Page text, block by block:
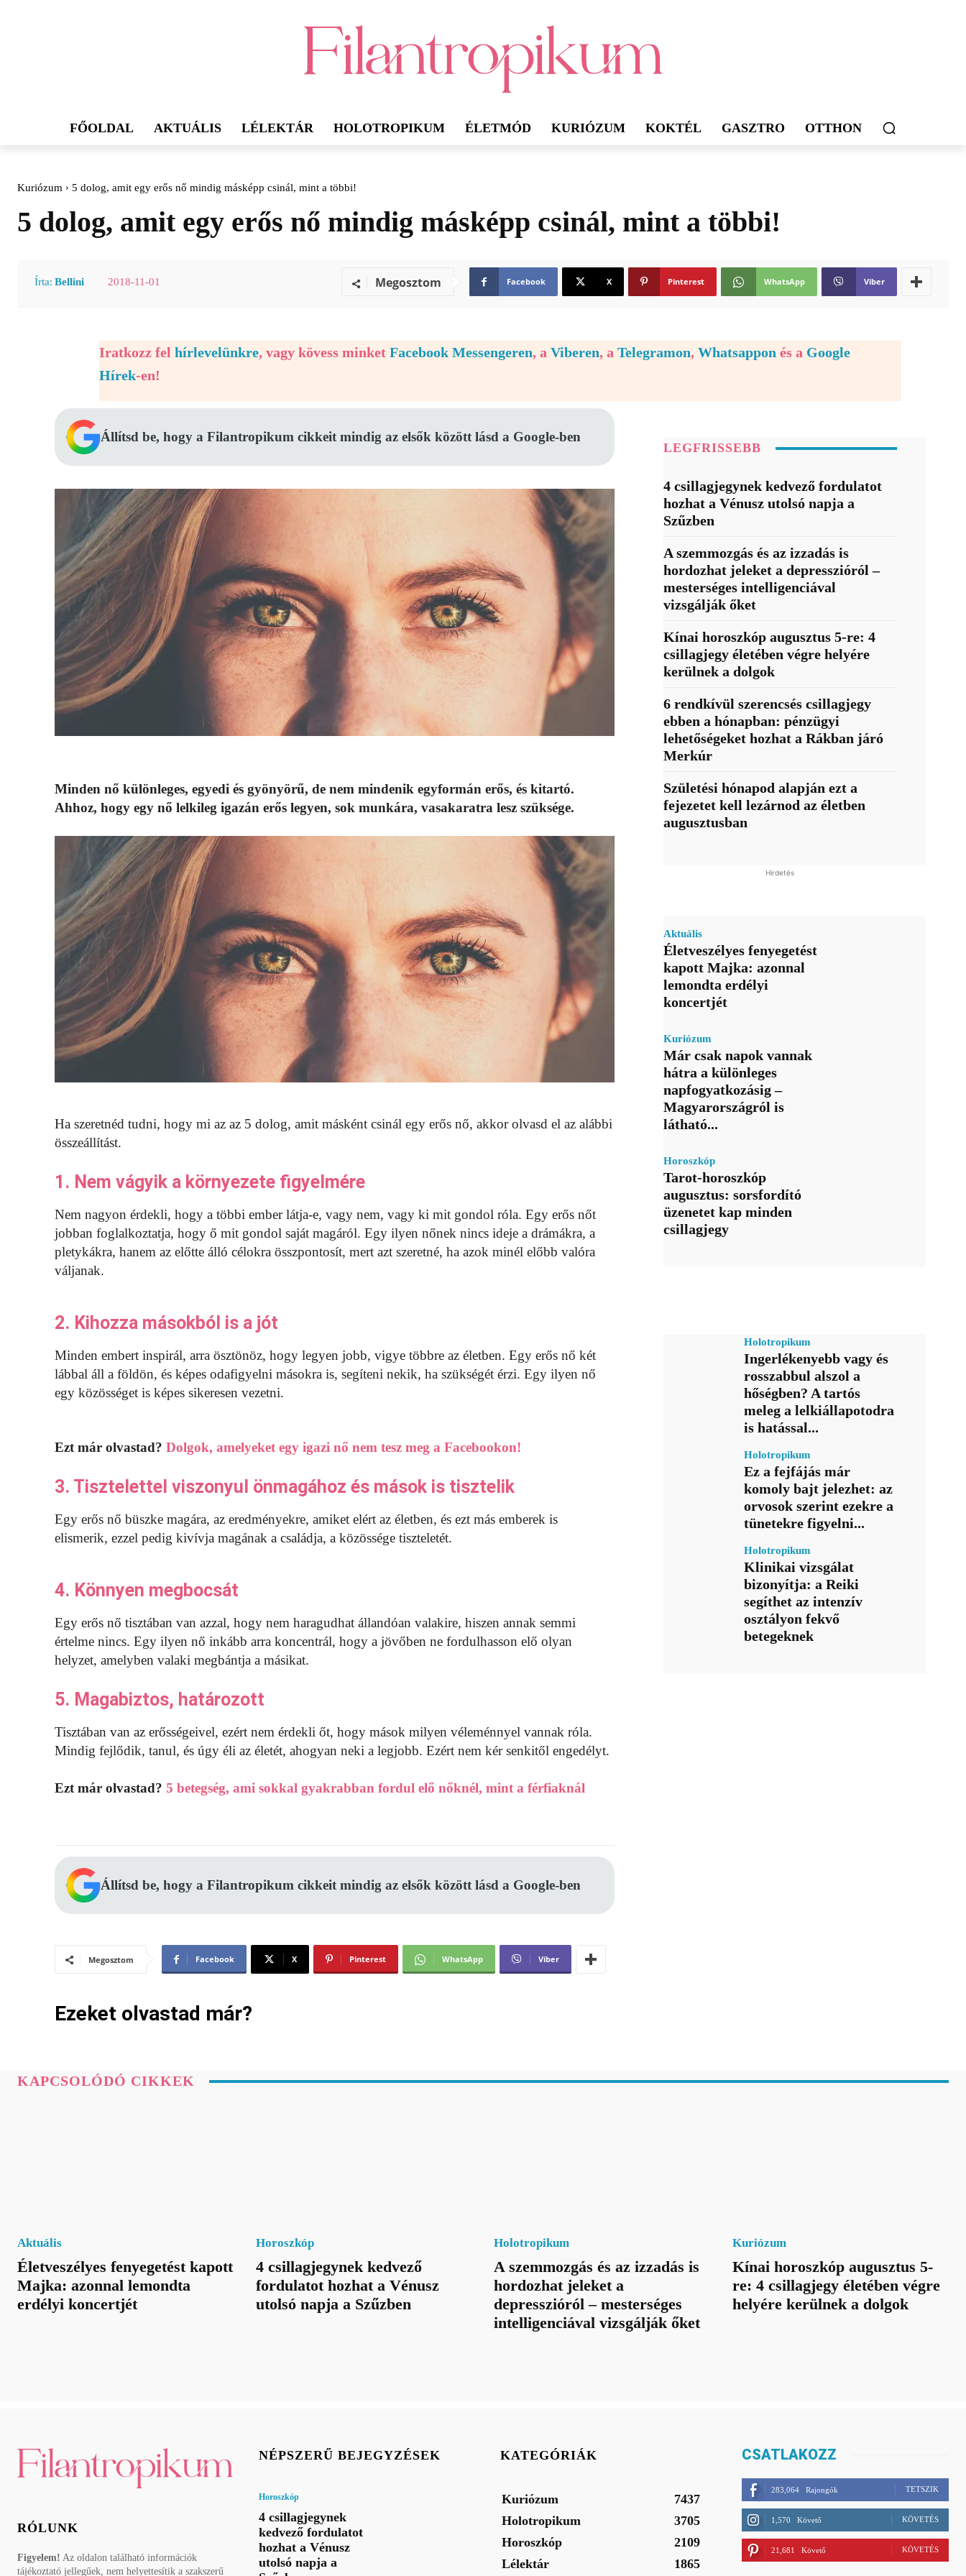
FŐOLDAL AKTUÁLIS LÉLEKTÁR HOLOTROPIKUM ÉLETMÓD KURIÓZUM KOKTÉL GASZTRO OTTHON
Kuriózum 5 dolog, amit egy erős nő mindig másképp csinál, mint a többi!
5 dolog, amit egy erős nő mindig másképp csinál, mint a többi!
Írta: Bellini 2018-11-01 Megosztom Facebook X Pinterest WhatsApp Viber
Iratkozz fel hírlevelünkre, vagy kövess minket Facebook Messengeren, a Viberen, a Telegramon, Whatsappon és a Google
Hírek-en!
Állítsd be, hogy a Filantropikum cikkeit mindig az elsők között lásd a Google-ben
Minden nő különleges, egyedi és gyönyörű, de nem mindenik egyformán erős, és kitartó.
Ahhoz, hogy egy nő lelkileg igazán erős legyen, sok munkára, vasakaratra lesz szüksége.
Ha szeretnéd tudni, hogy mi az az 5 dolog, amit másként csinál egy erős nő, akkor olvasd el az alábbi
összeállítást.
1. Nem vágyik a környezete figyelmére
Nem nagyon érdekli, hogy a többi ember látja-e, vagy nem, vagy ki mit gondol róla. Egy erős nőt
jobban foglalkoztatja, hogy ő mit gondol saját magáról. Egy ilyen nőnek nincs ideje a drámákra, a
pletykákra, hanem az előtte álló célokra összpontosít, mert azt szeretné, ha azok minél előbb valóra
váljanak.
2. Kihozza másokból is a jót
Minden embert inspirál, arra ösztönöz, hogy legyen jobb, vigye többre az életben. Egy erős nő két
lábbal áll a földön, és képes odafigyelni másokra is, segíteni nekik, ha szükségét érzi. Egy ilyen nő
egy közösséget is képes sikeresen vezetni.
Ezt már olvastad? Dolgok, amelyeket egy igazi nő nem tesz meg a Facebookon!
3. Tisztelettel viszonyul önmagához és mások is tisztelik
Egy erős nő büszke magára, az eredményekre, amiket elért az életben, és ezt más emberek is
elismerik, ezzel pedig kivívja magának a családja, a közössége tiszteletét.
4. Könnyen megbocsát
Egy erős nő tisztában van azzal, hogy nem haragudhat állandóan valakire, hiszen annak semmi
értelme nincs. Egy ilyen nő inkább arra koncentrál, hogy a jövőben ne fordulhasson elő olyan
helyzet, amelyben valaki megbántja a másikat.
5. Magabiztos, határozott
Tisztában van az erősségeivel, ezért nem érdekli őt, hogy mások milyen véleménnyel vannak róla.
Mindig fejlődik, tanul, és úgy éli az életét, ahogyan neki a legjobb. Ezért nem kér senkitől engedélyt.
Ezt már olvastad? 5 betegség, ami sokkal gyakrabban fordul elő nőknél, mint a férfiaknál
Állítsd be, hogy a Filantropikum cikkeit mindig az elsők között lásd a Google-ben
Megosztom Facebook X Pinterest WhatsApp Viber
Ezeket olvastad már?
LEGFRISSEBB
4 csillagjegynek kedvező fordulatot
hozhat a Vénusz utolsó napja a
Szűzben
A szemmozgás és az izzadás is
hordozhat jeleket a depresszióról –
mesterséges intelligenciával
vizsgálják őket
Kínai horoszkóp augusztus 5-re: 4
csillagjegy életében végre helyére
kerülnek a dolgok
6 rendkívül szerencsés csillagjegy
ebben a hónapban: pénzügyi
lehetőségeket hozhat a Rákban járó
Merkúr
Születési hónapod alapján ezt a
fejezetet kell lezárnod az életben
augusztusban
Hirdetés
Aktuális
Életveszélyes fenyegetést
kapott Majka: azonnal
lemondta erdélyi
koncertjét
Kuriózum
Már csak napok vannak
hátra a különleges
napfogyatkozásig –
Magyarországról is
látható...
Horoszkóp
Tarot-horoszkóp
augusztus: sorsfordító
üzenetet kap minden
csillagjegy
Holotropikum
Ingerlékenyebb vagy és
rosszabbul alszol a
hőségben? A tartós
meleg a lelkiállapotodra
is hatással...
Holotropikum
Ez a fejfájás már
komoly bajt jelezhet: az
orvosok szerint ezekre a
tünetekre figyelni...
Holotropikum
Klinikai vizsgálat
bizonyítja: a Reiki
segíthet az intenzív
osztályon fekvő
betegeknek
KAPCSOLÓDÓ CIKKEK
Aktuális
Életveszélyes fenyegetést kapott
Majka: azonnal lemondta
erdélyi koncertjét
Horoszkóp
4 csillagjegynek kedvező
fordulatot hozhat a Vénusz
utolsó napja a Szűzben
Holotropikum
A szemmozgás és az izzadás is
hordozhat jeleket a
depresszióról – mesterséges
intelligenciával vizsgálják őket
Kuriózum
Kínai horoszkóp augusztus 5-
re: 4 csillagjegy életében végre
helyére kerülnek a dolgok
RÓLUNK
Figyelem! Az oldalon található információk
tájékoztató jellegűek, nem helyettesítik a szakszerű
NÉPSZERŰ BEJEGYZÉSEK
Horoszkóp
4 csillagjegynek
kedvező fordulatot
hozhat a Vénusz
utolsó napja a
KATEGÓRIÁK
Kuriózum
7437
Holotropikum
3705
Horoszkóp
2109
Lélektár
1865
CSATLAKOZZ
283,064 Rajongók TETSZIK
1,570 Követő KÖVETÉS
21,681 Követő KÖVETÉS